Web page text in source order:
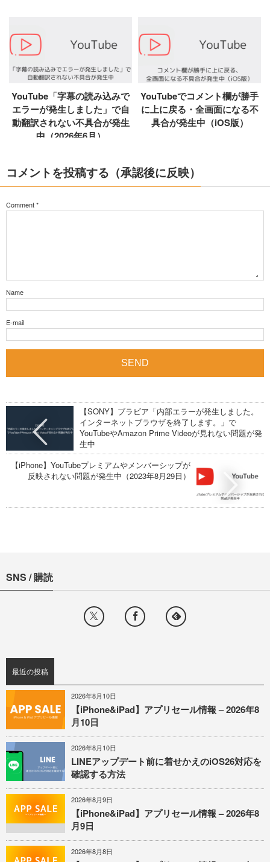
YouTube「字幕の読み込みで
エラーが発生しました」で自
動翻訳されない不具合が発生
中（2026年6月）
YouTubeでコメント欄が勝手
に上に戻る・全画面になる不
具合が発生中（iOS版）
コメントを投稿する（承認後に反映）
Comment*
Name
E-mail
【SONY】ブラビア「内部エラーが発生しました。
インターネットブラウザを終了します。」で
YouTubeやAmazon Prime Videoが見れない問題が発
生中
【iPhone】YouTubeプレミアムやメンバーシップが
反映されない問題が発生中（2023年8月29日）
SNS / 購読
最近の投稿
2026年8月10日
【iPhone&iPad】アプリセール情報 – 2026年8
月10日
2026年8月10日
LINEアップデート前に着せかえのiOS26対応を
確認する方法
2026年8月9日
【iPhone&iPad】アプリセール情報 – 2026年8
月9日
2026年8月8日